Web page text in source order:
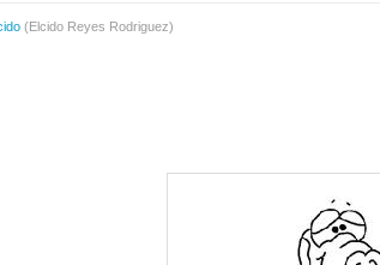
(Elcido Reyes Rodriguez)